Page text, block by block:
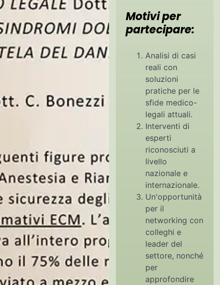
Motivi per
partecipare:
Analisi di casi
reali con
soluzioni
pratiche per le
sfide medico-
legali attuali.
Interventi di
esperti
riconosciuti a
livello
nazionale e
internazionale.
Un'opportunità
per il
networking con
colleghi e
leader del
settore, nonché
per
approfondire